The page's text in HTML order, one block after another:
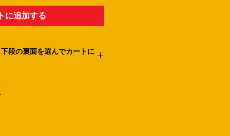
に追加する
段の裏面を選んでカートに